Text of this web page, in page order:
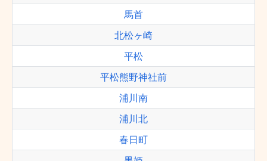
馬首
北松ヶ崎
平松
平松熊野神社前
浦川南
浦川北
春日町